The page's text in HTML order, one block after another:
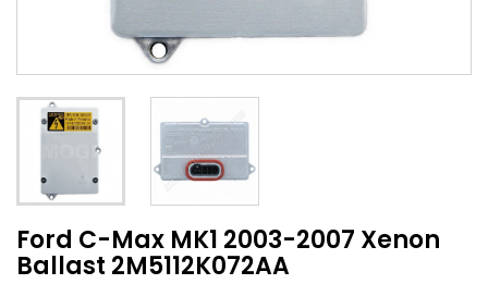
Ford C-Max MK1 2003-2007 Xenon
Ballast 2M5112K072AA